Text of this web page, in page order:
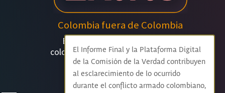
Colombia fuera de Colombia
Esta es la experiencia del exilio
colombiano, narrado por las voces de
las víctimas en el exterior.
El Informe Final y la Plataforma Digital
de la Comisión de la Verdad contribuyen
al esclarecimiento de lo ocurrido
durante el conflicto armado colombiano,